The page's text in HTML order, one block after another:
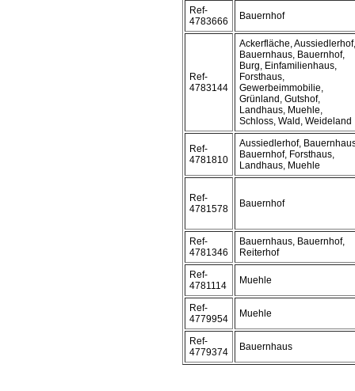
Ref-
4783666
Bauernhof
Ref-
4783144
Ackerfläche, Aussiedlerhof,
Bauernhaus, Bauernhof,
Burg, Einfamilienhaus,
Forsthaus,
Gewerbeimmobilie,
Grünland, Gutshof,
Landhaus, Muehle,
Schloss, Wald, Weideland
Ref-
4781810
Aussiedlerhof,
Bauernhof, Forsthaus,
Landhaus, Muehle
Ref-
4781578
Bauernhof
Ref-
4781346
Bauernhaus, Bauernhof,
Reiterhof
Ref-
4781114
Muehle
Ref-
4779954
Muehle
Ref-
4779374
Bauernhaus